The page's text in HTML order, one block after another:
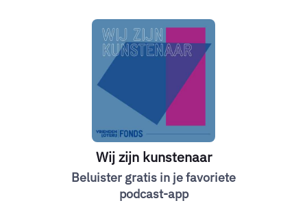
Wij zijn kunstenaar
Beluister gratis in je favoriete
podcast-app